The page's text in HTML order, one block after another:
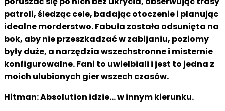
patroli, śledząc cele, badając otoczenie i planując
idealne morderstwo. Fabuła została odsunięta na
bok, aby nie przeszkadzać w zabijaniu, poziomy
były duże, a narzędzia wszechstronne i misternie
konfigurowalne. Fani to uwielbiali i jest to jedna z
moich ulubionych gier wszech czasów.
Hitman: Absolution idzie... w innym kierunku.